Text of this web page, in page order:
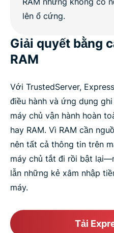
Giải quyết bằng
RAM
Với TrustedServer,
điều hành và ứng dụng
máy chủ vận hành hoàn
hay RAM. Vì RAM cần
nên tất cả thông tin trên
máy chủ tắt đi rồi bật
lẫn những kẻ xâm nhập
máy.
Tải